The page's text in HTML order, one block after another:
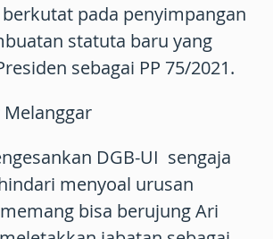
pada penyimpangan
statuta baru yang
sebagai PP 75/2021.
Melanggar
DGB-UI sengaja
menyoal urusan
bisa berujung Ari